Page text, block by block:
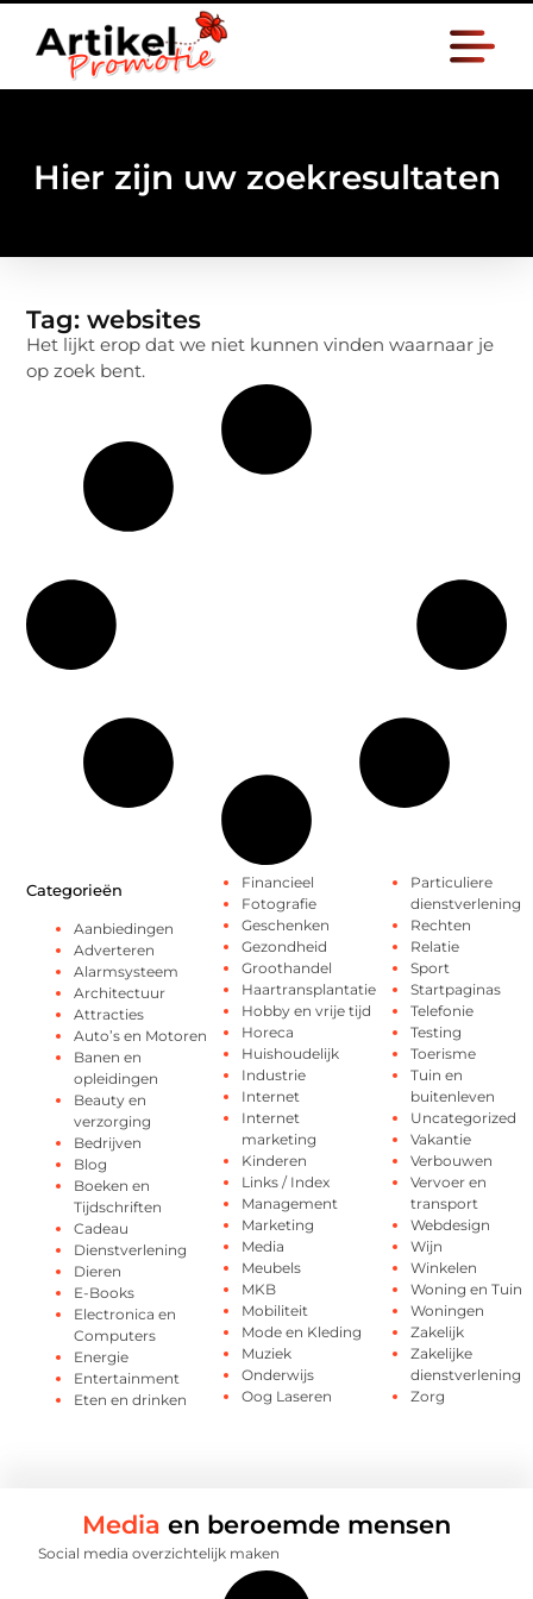
Hier zijn uw zoekresultaten
Tag: websites
Het lijkt erop dat we niet kunnen vinden waarnaar je
op zoek bent.
Categorieën
Aanbiedingen
Adverteren
Alarmsysteem
Architectuur
Attracties
Auto’s en Motoren
Banen en
opleidingen
Beauty en
verzorging
Bedrijven
Blog
Boeken en
Tijdschriften
Cadeau
Dienstverlening
Dieren
E-Books
Electronica en
Computers
Energie
Entertainment
Eten en drinken
Financieel
Fotografie
Geschenken
Gezondheid
Groothandel
Haartransplantatie
Hobby en vrije tijd
Horeca
Huishoudelijk
Industrie
Internet
Internet
marketing
Kinderen
Links / Index
Management
Marketing
Media
Meubels
MKB
Mobiliteit
Mode en Kleding
Muziek
Onderwijs
Oog Laseren
Particuliere
dienstverlening
Rechten
Relatie
Sport
Startpaginas
Telefonie
Testing
Toerisme
Tuin en
buitenleven
Uncategorized
Vakantie
Verbouwen
Vervoer en
transport
Webdesign
Wijn
Winkelen
Woning en Tuin
Woningen
Zakelijk
Zakelijke
dienstverlening
Zorg
Media en beroemde mensen
Social media overzichtelijk maken